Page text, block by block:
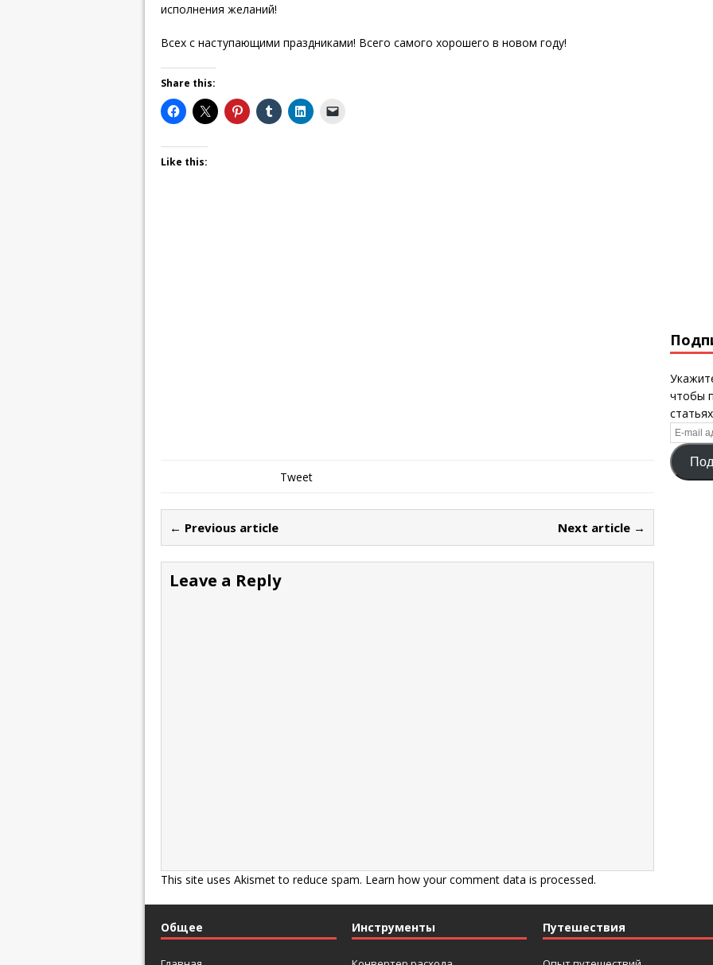
исполнения желаний!
Всех с наступающими праздниками! Всего самого хорошего в новом году!
Share this:
Like this:
Tweet
← Previous article Next article →
Leave a Reply
This site uses Akismet to reduce spam. Learn how your comment data is processed.
чтобы
E-
mail
адрес
Общее Инструменты Путешествия